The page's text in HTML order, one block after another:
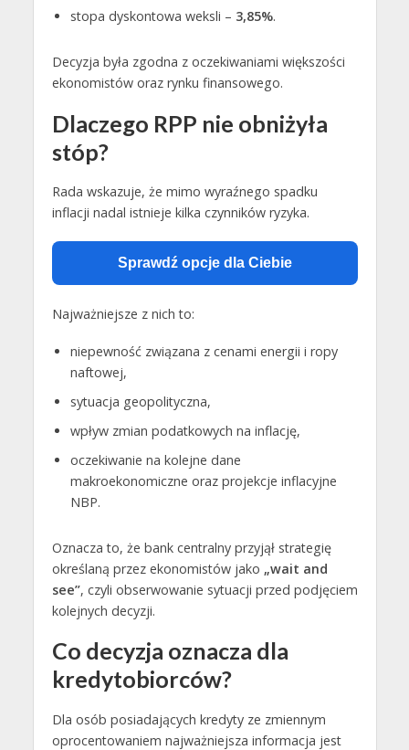
stopa dyskontowa weksli – 3,85%.
Decyzja była zgodna z oczekiwaniami większości
ekonomistów oraz rynku finansowego.
Dlaczego RPP nie obniżyła
stóp?
Rada wskazuje, że mimo wyraźnego spadku
inflacji nadal istnieje kilka czynników ryzyka.
Sprawdź opcje dla Ciebie
Najważniejsze z nich to:
niepewność związana z cenami energii i ropy
naftowej,
sytuacja geopolityczna,
wpływ zmian podatkowych na inflację,
oczekiwanie na kolejne dane
makroekonomiczne oraz projekcje inflacyjne
NBP.
Oznacza to, że bank centralny przyjął strategię
określaną przez ekonomistów jako „wait and
see”, czyli obserwowanie sytuacji przed podjęciem
kolejnych decyzji.
Co decyzja oznacza dla
kredytobiorców?
Dla osób posiadających kredyty ze zmiennym
oprocentowaniem najważniejsza informacja jest